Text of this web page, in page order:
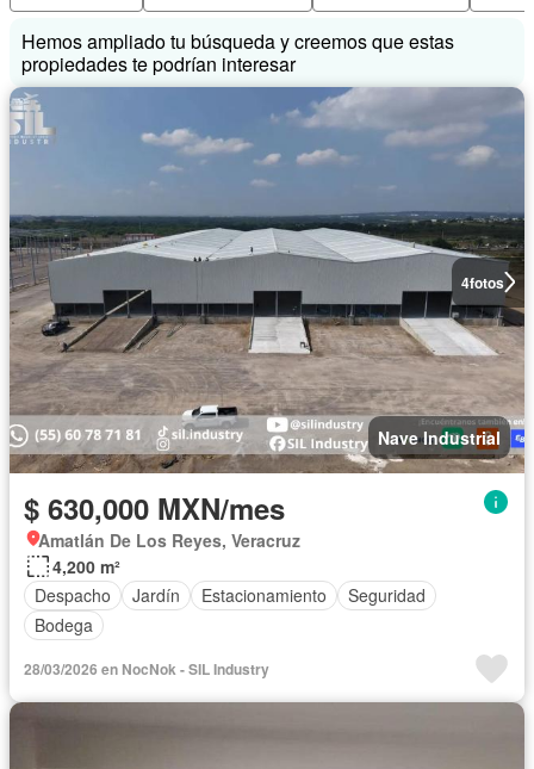
Hemos ampliado tu búsqueda y creemos que estas
propiedades te podrían interesar
4fotos
Nave Industrial
$ 630,000 MXN/mes
Amatlán De Los Reyes, Veracruz
4,200 m²
Despacho
Jardín Estacionamiento
Seguridad
Bodega
28/03/2026 en NocNok - SIL Industry